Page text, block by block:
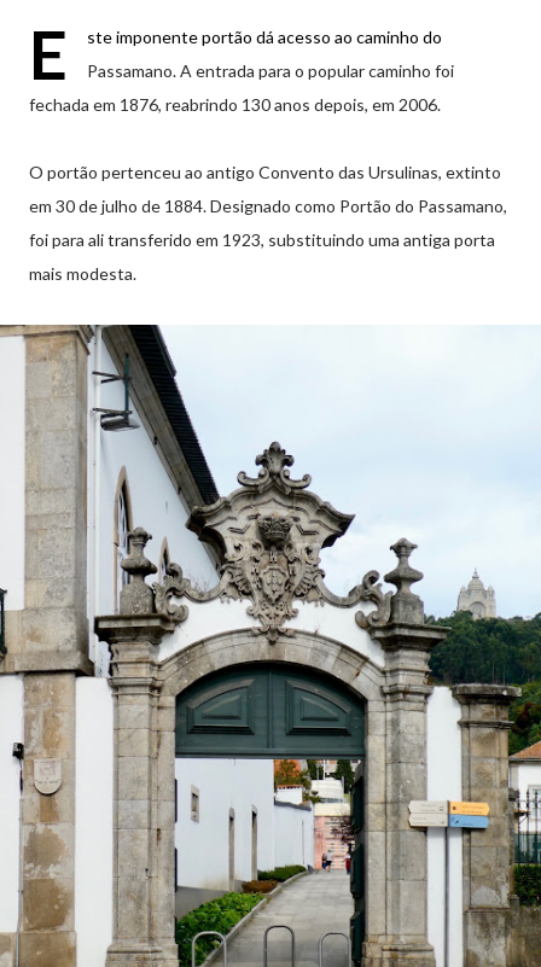
E
ste imponente portão dá acesso ao caminho do
Passamano. A entrada para o popular caminho foi
fechada em 1876, reabrindo 130 anos depois, em 2006.
O portão pertenceu ao antigo Convento das Ursulinas, extinto
em 30 de julho de 1884. Designado como Portão do Passamano,
foi para ali transferido em 1923, substituindo uma antiga porta
mais modesta.